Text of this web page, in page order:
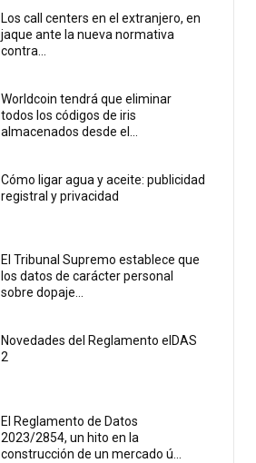
Los call centers en el extranjero, en
jaque ante la nueva normativa
contra...
Worldcoin tendrá que eliminar
todos los códigos de iris
almacenados desde el...
Cómo ligar agua y aceite: publicidad
registral y privacidad
El Tribunal Supremo establece que
los datos de carácter personal
sobre dopaje...
Novedades del Reglamento eIDAS
2
El Reglamento de Datos
2023/2854, un hito en la
construcción de un mercado ú...